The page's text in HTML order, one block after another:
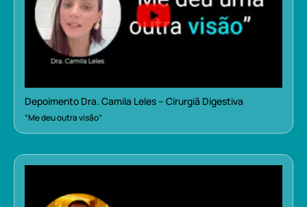
Depoimento Dra. Camila Leles – Cirurgiã Digestiva
“Me deu outra visão”